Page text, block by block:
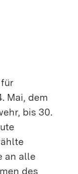
Mai, dem
bis 30.
an alle
des